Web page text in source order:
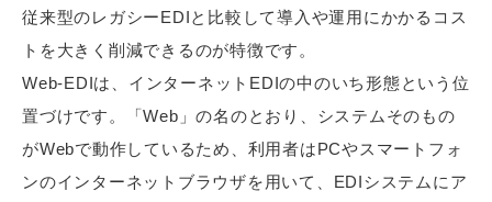
従来型のレガシーEDIと比較して導入や運用にかかるコス
トを大きく削減できるのが特徴です。
Web-EDIは、インターネットEDIの中のいち形態という位
置づけです。「Web」の名のとおり、システムそのもの
がWebで動作しているため、利用者はPCやスマートフォ
ンのインターネットブラウザを用いて、EDIシステムにア